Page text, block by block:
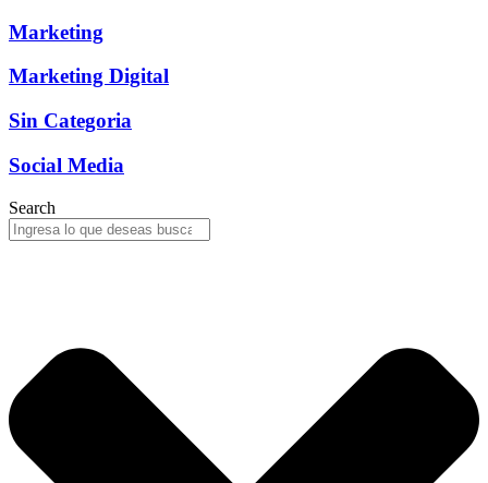
Marketing
Marketing Digital
Sin Categoria
Social Media
Search